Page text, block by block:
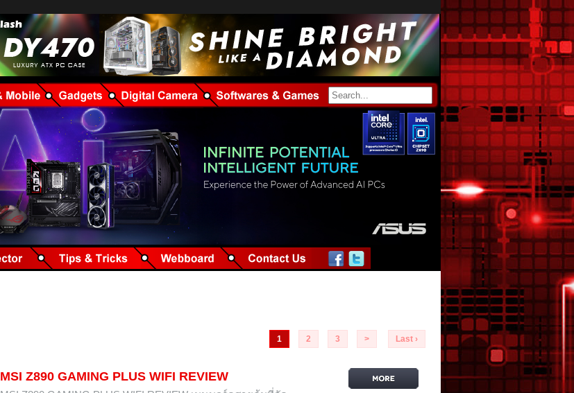
1 2 3 > Last ›
MSI Z890 GAMING PLUS WIFI REVIEW